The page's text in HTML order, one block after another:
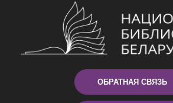
ОБРАТНАЯ СВЯЗЬ